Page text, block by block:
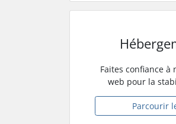
Faites confiance
web pour la
Parcourir